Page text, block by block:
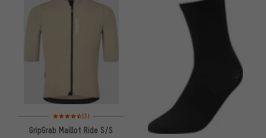
Note moyenne : 4,5 sur 5 d'après 3 avis
(3)
GripGrab Maillot Ride S/S